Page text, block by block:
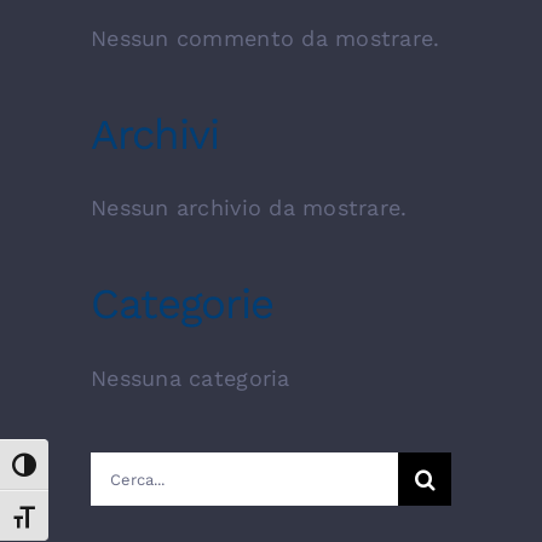
Attiva/disattiva alto contrasto
Attiva/disattiva dimensione testo
Nessun commento da mostrare.
Archivi
Nessun archivio da mostrare.
Categorie
Nessuna categoria
Cerca
per: